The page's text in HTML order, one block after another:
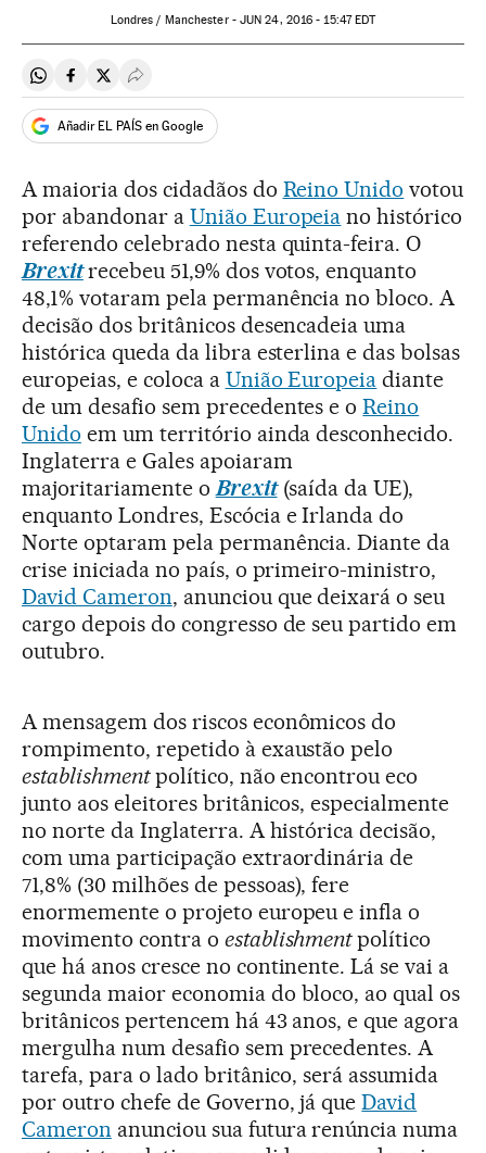
Londres / Manchester - JUN 24, 2016 - 15:47EDT
Compartir en Whatsapp
Compartir en Facebook
Compartir en Twitter
Desplegar Redes Sociales
Añadir EL PAÍS en Google
A maioria dos cidadãos do Reino Unido votou
por abandonar a União Europeia no histórico
referendo celebrado nesta quinta-feira. O
Brexitrecebeu 51,9% dos votos, enquanto
48,1% votaram pela permanência no bloco. A
decisão dos britânicos desencadeia uma
histórica queda da libra esterlina e das bolsas
europeias, e coloca a União Europeia diante
de um desafio sem precedentes e oReino
Unido em um território ainda desconhecido.
Inglaterra e Gales apoiaram
majoritariamente oBrexit(saída da UE),
enquanto Londres, Escócia e Irlanda do
Norte optaram pela permanência. Diante da
crise iniciada no país, o primeiro-ministro,
David Cameron, anunciou que deixará o seu
cargo depois do congresso de seu partido em
outubro.
A mensagem dos riscos econômicos do
rompimento, repetido à exaustão pelo
establishmentpolítico, não encontrou eco
junto aos eleitores britânicos, especialmente
no norte da Inglaterra. A histórica decisão,
com uma participação extraordinária de
71,8% (30 milhões de pessoas), fere
enormemente o projeto europeu e infla o
movimento contra o establishmentpolítico
que há anos cresce no continente. Lá se vai a
segunda maior economia do bloco, ao qual os
britânicos pertencem há 43 anos, e que agora
mergulha num desafio sem precedentes. A
tarefa, para o lado britânico, será assumida
por outro chefe de Governo, já queDavid
Cameron anunciou sua futura renúncia numa